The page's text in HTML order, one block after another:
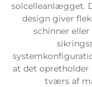
solcelleanlægget.
design giver
schinner
at det opretholder
tværs af